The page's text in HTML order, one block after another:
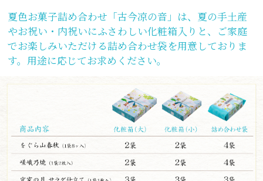
夏色お菓子詰め合わせ「古今凉の音」は、夏の手土産
やお祝い・内祝いにふさわしい化粧箱入りと、ご家庭
でお楽しみいただける詰め合わせ袋を用意しておりま
す。用途に応じてお求めください。